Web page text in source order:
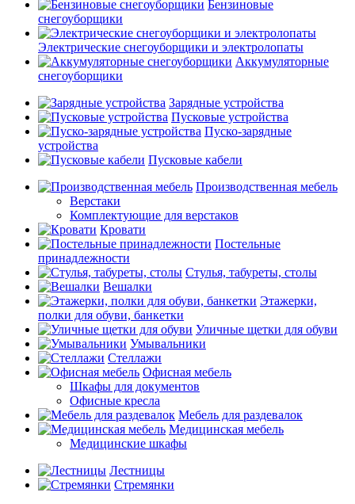
Бензиновые
снегоуборщики
Электрические снегоуборщики и электролопаты
Аккумуляторные
снегоуборщики
Зарядные устройства
Пусковые устройства
Пуско-зарядные
устройства
Пусковые кабели
Производственная мебель
Верстаки
Комплектующие для верстаков
Кровати
Постельные
принадлежности
Стулья, табуреты, столы
Вешалки
Этажерки,
полки для обуви, банкетки
Уличные щетки для обуви
Умывальники
Стеллажи
Офисная мебель
Шкафы для документов
Офисные кресла
Мебель для раздевалок
Медицинская мебель
Медицинские шкафы
Лестницы
Стремянки